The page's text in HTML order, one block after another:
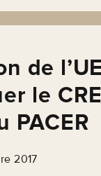
de
le
PACER
2017